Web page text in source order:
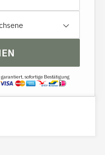
sofortige Bestätigung